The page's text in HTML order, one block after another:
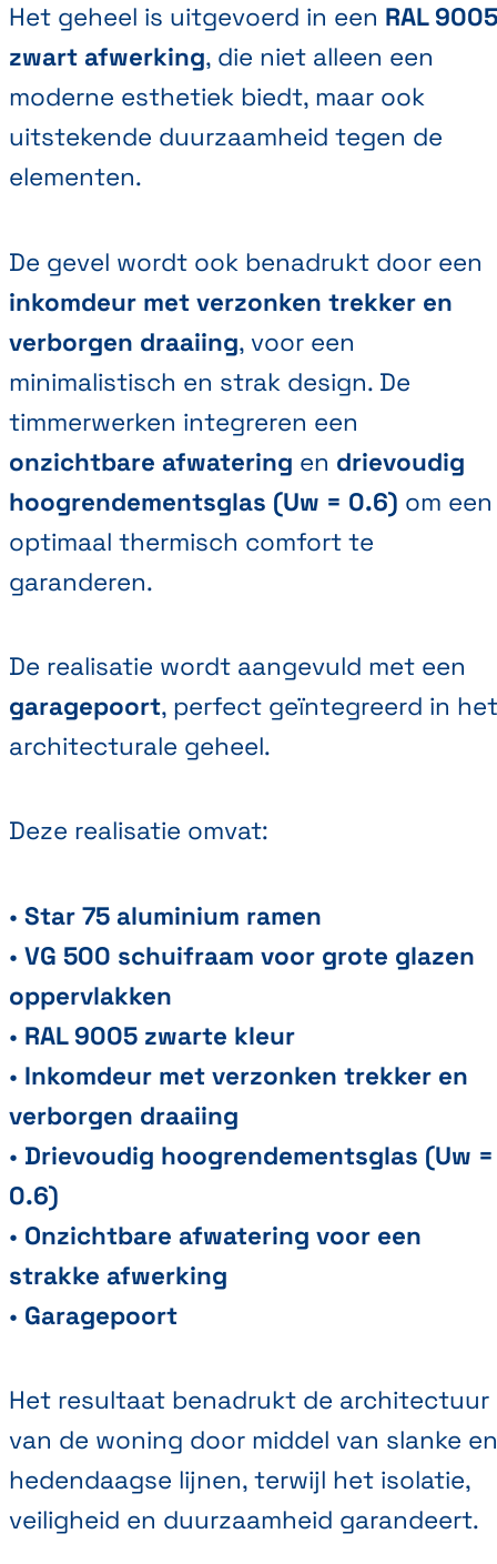
Het geheel is uitgevoerd in een RAL 9005
zwart afwerking, die niet alleen een
moderne esthetiek biedt, maar ook
uitstekende duurzaamheid tegen de
elementen.
De gevel wordt ook benadrukt door een
inkomdeur met verzonken trekker en
verborgen draaiing, voor een
minimalistisch en strak design. De
timmerwerken integreren een
onzichtbare afwatering en drievoudig
hoogrendementsglas (Uw = 0.6) om een
optimaal thermisch comfort te
garanderen.
De realisatie wordt aangevuld met een
garagepoort, perfect geïntegreerd in het
architecturale geheel.
Deze realisatie omvat:
• Star 75 aluminium ramen
• VG 500 schuifraam voor grote glazen
oppervlakken
• RAL 9005 zwarte kleur
• Inkomdeur met verzonken trekker en
verborgen draaiing
• Drievoudig hoogrendementsglas (Uw =
0.6)
• Onzichtbare afwatering voor een
strakke afwerking
• Garagepoort
Het resultaat benadrukt de architectuur
van de woning door middel van slanke en
hedendaagse lijnen, terwijl het isolatie,
veiligheid en duurzaamheid garandeert.